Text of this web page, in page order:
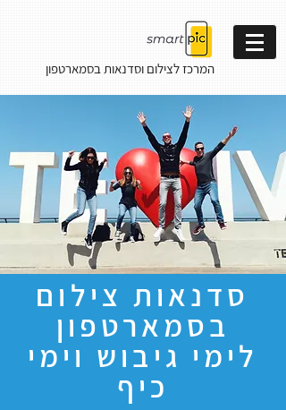
המרכז לצילום וסדנאותבסמארטפון
סדנאות צילום
בסמארטפון
לימי גיבוש וימי
כיף